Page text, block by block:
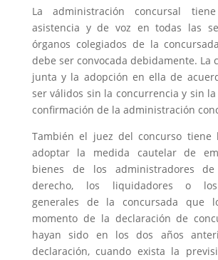
La administración concursal
asistencia y de voz en todas las
órganos colegiados de la
debe ser convocada debidamente. La
junta y la adopción en ella de
ser válidos sin la concurrencia y sin
confirmación de la administración
También el juez del concurso tiene
adoptar la medida cautelar de
bienes de los administradores
derecho, los liquidadores o los
generales de la concursada que
momento de la declaración de
hayan sido en los dos años
declaración, cuando exista la